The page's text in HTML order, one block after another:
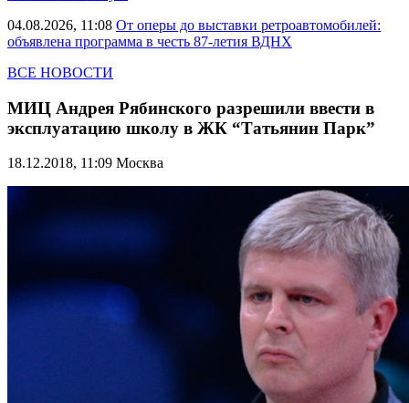
04.08.2026, 11:08 От оперы до выставки ретроавтомобилей:
объявлена программа в честь 87-летия ВДНХ
ВСЕ НОВОСТИ
МИЦ Андрея Рябинского разрешили ввести в
эксплуатацию школу в ЖК “Татьянин Парк”
18.12.2018, 11:09 Москва